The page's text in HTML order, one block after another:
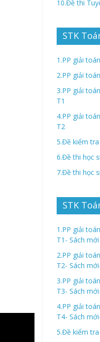
10.Đề thi
STK
1.PP giải
2.PP giải
3.PP giải
T1
4.PP giải
T2
5.Đề kiểm
6.Đề thi học
7.Đề thi học
STK
1.PP giải
T1- Sách mới
2.PP giải
T2- Sách
3.PP giải
T3- Sách
4.PP giải
T4- Sách
5.Đề kiểm